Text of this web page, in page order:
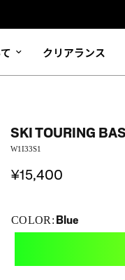
クリアランス
SKI TOURING
W1I33S1
¥15,400
COLOR: Blue